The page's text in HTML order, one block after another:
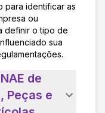
para identificar as
ou
definir o tipo de
sua
de
Peças e